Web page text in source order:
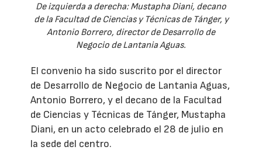
De izquierda a derecha: Mustapha Diani, decano
de la Facultad de Ciencias y Técnicas de Tánger, y
Antonio Borrero, director de Desarrollo de
Negocio de Lantania Aguas.
El convenio ha sido suscrito por el director
de Desarrollo de Negocio de Lantania Aguas,
Antonio Borrero, y el decano de la Facultad
de Ciencias y Técnicas de Tánger, Mustapha
Diani, en un acto celebrado el 28 de julio en
la sede del centro.